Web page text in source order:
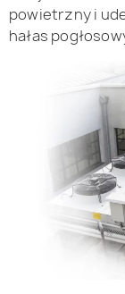
powietrzny i
hałas